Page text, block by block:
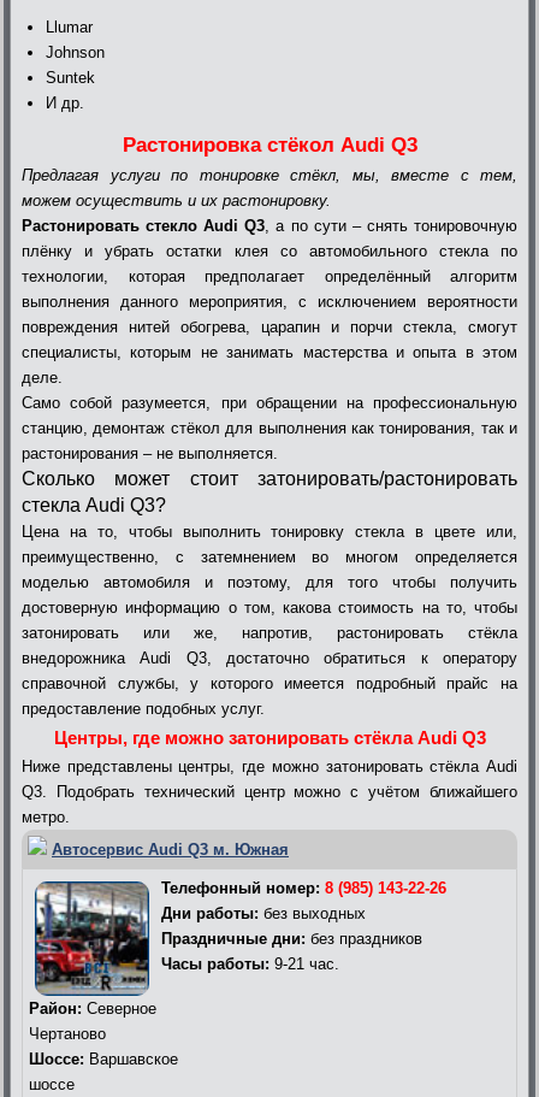
Llumar
Johnson
Suntek
И др.
Растонировка стёкол Audi Q3
Предлагая услуги по тонировке стёкл, мы, вместе с тем,
можем осуществить и их растонировку.
Растонировать стекло Audi Q3 , а по сути – снять тонировочную
плёнку и убрать остатки клея со автомобильного стекла по
технологии, которая предполагает определённый алгоритм
выполнения данного мероприятия, с исключением вероятности
повреждения нитей обогрева, царапин и порчи стекла, смогут
специалисты, которым не занимать мастерства и опыта в этом
деле.
Само собой разумеется, при обращении на профессиональную
станцию, демонтаж стёкол для выполнения как тонирования, так и
растонирования – не выполняется.
Сколько может стоит затонировать/растонировать
стекла Audi Q3?
Цена на то, чтобы выполнить тонировку стекла в цвете или,
преимущественно, с затемнением во многом определяется
моделью автомобиля и поэтому, для того чтобы получить
достоверную информацию о том, какова стоимость на то, чтобы
затонировать или же, напротив, растонировать стёкла
внедорожника Audi Q3, достаточно обратиться к оператору
справочной службы, у которого имеется подробный прайс на
предоставление подобных услуг.
Центры, где можно затонировать стёкла Audi Q3
Ниже представлены центры, где можно затонировать стёкла Audi
Q3. Подобрать технический центр можно с учётом ближайшего
метро.
Автосервис Audi Q3 м. Южная
Телефонный номер: 8 (985) 143-22-26
Дни работы: без выходных
Праздничные дни: без праздников
Часы работы: 9-21 час.
Район: Северное
Чертаново
Шоссе: Варшавское
шоссе